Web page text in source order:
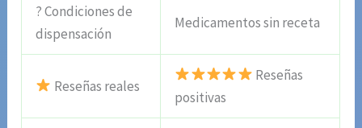
? Condiciones de
dispensación
Medicamentos sin receta
Reseñas reales
Reseñas
positivas